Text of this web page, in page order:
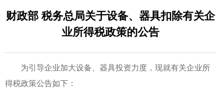
财政部 税务总局关于设备、器具扣除有关企
业所得税政策的公告
为引导企业加大设备、器具投资力度，现就有关企业所
得税政策公告如下：